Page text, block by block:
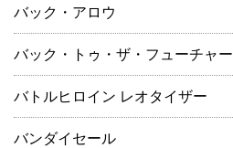
バック・アロウ
バック・トゥ・ザ・フューチャー
バトルヒロイン レオタイザー
バンダイセール